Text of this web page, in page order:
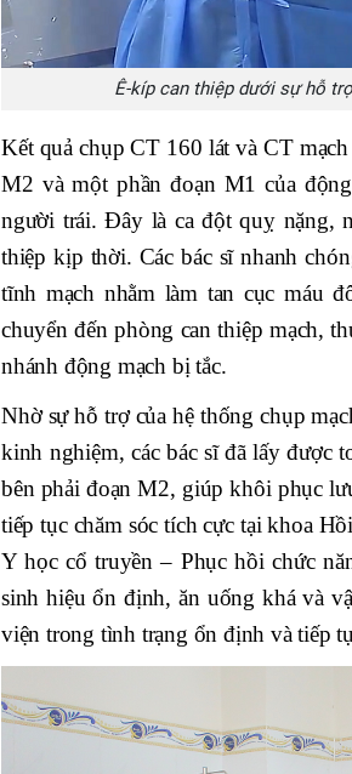
Ê-kíp can thiệp dưới sự hỗ
Kết quả chụp CT 160 lát và CT
M2 và một phần đoạn M1 của
người trái. Đây là ca đột quỵ nặng,
thiệp kịp thời. Các bác sĩ nhanh
tĩnh mạch nhằm làm tan cục máu
chuyển đến phòng can thiệp mạch,
nhánh động mạch bị tắc.
Nhờ sự hỗ trợ của hệ thống chụp
kinh nghiệm, các bác sĩ đã lấy được
bên phải đoạn M2, giúp khôi phục
tiếp tục chăm sóc tích cực tại khoa
Y học cổ truyền – Phục hồi chức
sinh hiệu ổn định, ăn uống khá và
viện trong tình trạng ổn định và tiếp